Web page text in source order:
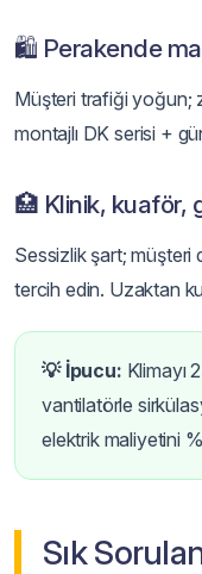
🛍️ Perakende
Müşteri trafiği yoğun;
montajlı DK serisi +
🏥 Klinik, kuaför,
Sessizlik şart;
tercih edin. Uzaktan
💡 İpucu: Klimayı
vantilatörle
elektrik maliyetini
Sık